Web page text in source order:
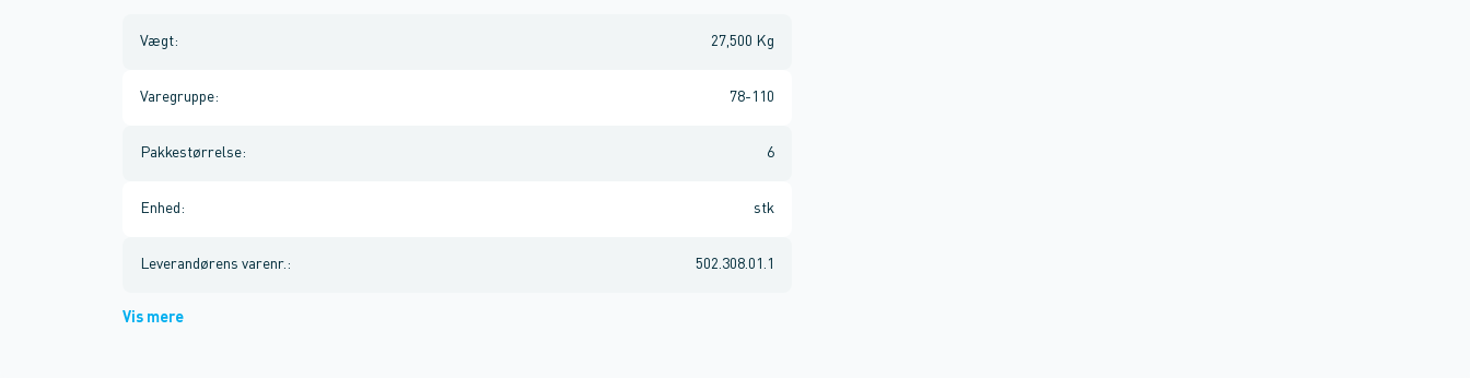
Vægt: 27,500 Kg
Varegruppe: 78-110
Pakkestørrelse: 6
Enhed : stk
Leverandørens varenr. : 502.308.01.1
Vis mere